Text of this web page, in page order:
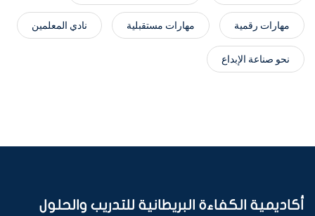
مهارات رقمية مهارات مستقبلية نادي المعلمين
نحو صناعة الإبداع
أكاديمية الكفاءة البريطانية للتدريب والحلول